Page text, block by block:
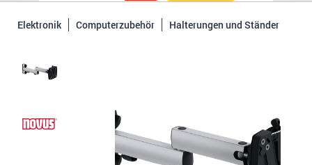
Elektronik Computerzubehör Halterungen und Ständer